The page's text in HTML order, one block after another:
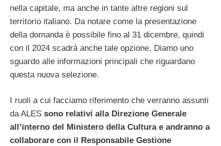
nella capitale, ma anche in tante altre regioni sul
territorio italiano. Da notare come la presentazione
della domanda è possibile fino al 31 dicembre, quindi
con il 2024 scadrà anche tale opzione. Diamo uno
sguardo alle informazioni principali che riguardano
questa nuova selezione.
I ruoli a cui facciamo riferimento che verranno assunti
da ALES sono relativi alla Direzione Generale
all’interno del Ministero della Cultura e andranno a
collaborare con il Responsabile Gestione